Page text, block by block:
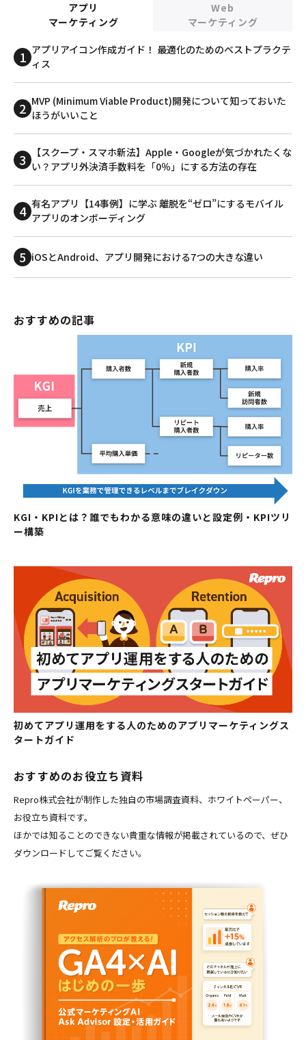
アプリ
マーケティング
Web
マーケティング
アプリアイコン作成ガイド！ 最適化のためのベストプラクテ
ィス
MVP (Minimum Viable Product)開発について知っておいた
ほうがいいこと
【スクープ・スマホ新法】Apple・Googleが気づかれたくな
い？アプリ外決済手数料を「0％」にする方法の存在
有名アプリ【14事例】に学ぶ 離脱を“ゼロ”にするモバイル
アプリのオンボーディング
iOSとAndroid、アプリ開発における7つの大きな違い
おすすめの記事
KGI・KPIとは？誰でもわかる意味の違いと設定例・KPIツリ
ー構築
初めてアプリ運用をする人のためのアプリマーケティングス
タートガイド
おすすめのお役立ち資料
Repro株式会社が制作した独自の市場調査資料、ホワイトペーパー、
お役立ち資料です。
ほかでは知ることのできない貴重な情報が掲載されているので、ぜひ
ダウンロードしてご覧ください。